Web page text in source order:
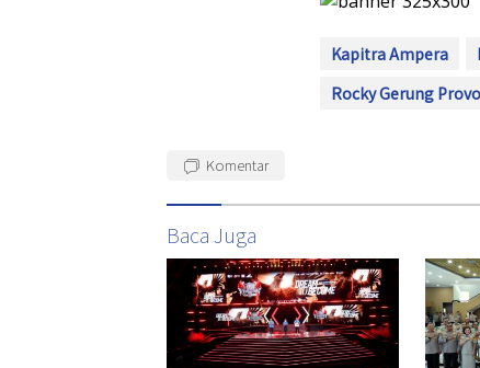
Kapitra Ampera
Rocky Gerung
Komentar
Baca Juga